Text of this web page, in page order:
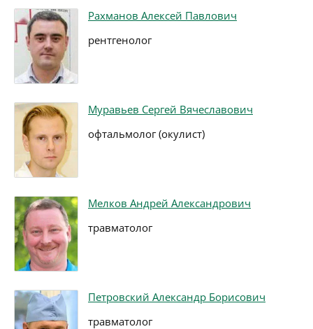
Рахманов Алексей Павлович
рентгенолог
Муравьев Сергей Вячеславович
офтальмолог (окулист)
Мелков Андрей Александрович
травматолог
Петровский Александр Борисович
травматолог